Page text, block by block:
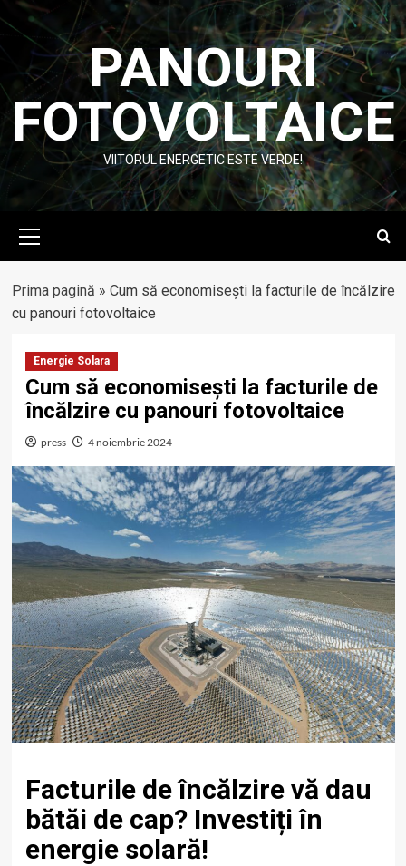
Skip
to
content
PANOURI
FOTOVOLTAICE
VIITORUL ENERGETIC ESTE VERDE!
Menu
Prima pagină » Cum să economisești la facturile de încălzire
cu panouri fotovoltaice
Energie Solara
Cum să economisești la facturile de
încălzire cu panouri fotovoltaice
press 4 noiembrie 2024
Facturile de încălzire vă dau
bătăi de cap? Investiți în
energie solară!